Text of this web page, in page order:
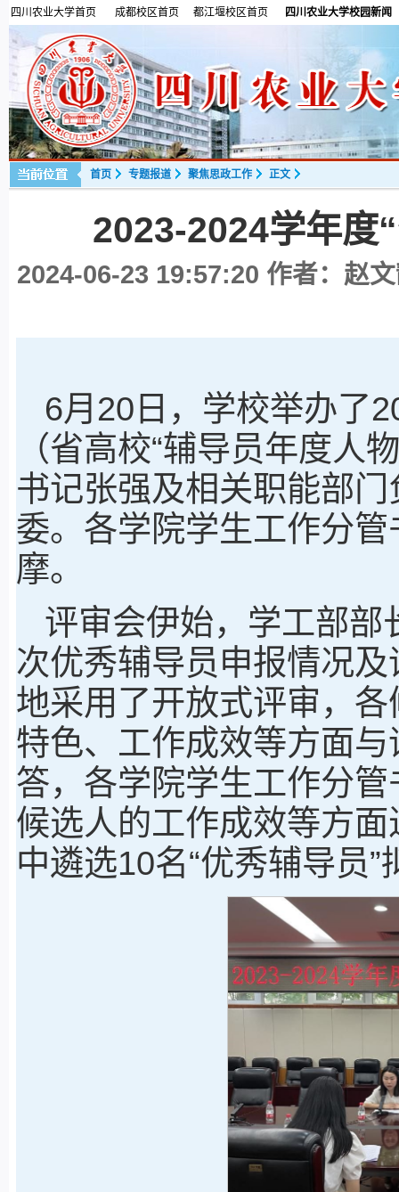
四川农业大学首页 成都校区首页 都江堰校区首页 四川农业大学校园新闻
首页 专题报道 聚焦思政工作 正文
2023-2024学年度
2024-06-23 19:57:20 作者：赵
6月20日，学校举办了
（省高校“辅导员年度人
书记张强及相关职能部
委。各学院学生工作分
摩。
评审会伊始，学工部部
次优秀辅导员申报情况
地采用了开放式评审，
特色、工作成效等方面
答，各学院学生工作分
候选人的工作成效等方
中遴选10名“优秀辅导员”